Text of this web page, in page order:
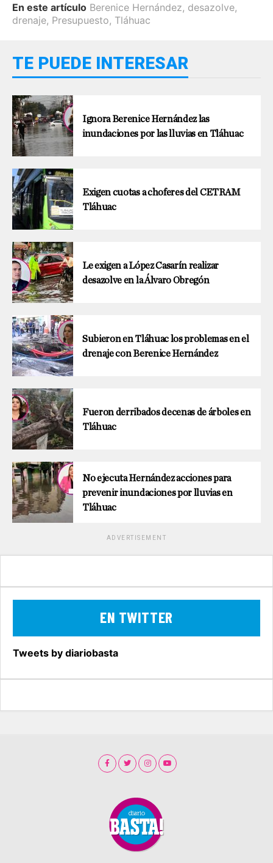
En este artículo Berenice Hernández, desazolve,
drenaje, Presupuesto, Tláhuac
TE PUEDE INTERESAR
Ignora Berenice Hernández las
inundaciones por las lluvias en Tláhuac
Exigen cuotas a choferes del CETRAM
Tláhuac
Le exigen a López Casarín realizar
desazolve en la Álvaro Obregón
Subieron en Tláhuac los problemas en el
drenaje con Berenice Hernández
Fueron derribados decenas de árboles en
Tláhuac
No ejecuta Hernández acciones para
prevenir inundaciones por lluvias en
Tláhuac
ADVERTISEMENT
EN TWITTER
Tweets by diariobasta